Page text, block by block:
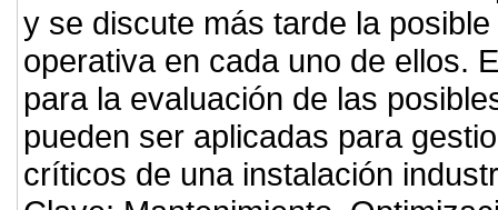
y se discute más tarde la
operativa en cada uno de ellos.
para la evaluación de las
pueden ser aplicadas para
críticos de una instalación